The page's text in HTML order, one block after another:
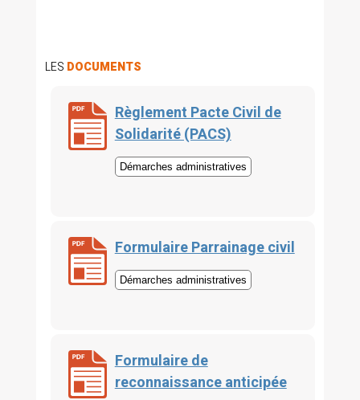
LES DOCUMENTS
Règlement Pacte Civil de
Solidarité (PACS)
Démarches administratives
Formulaire Parrainage civil
Démarches administratives
Formulaire de
reconnaissance anticipée